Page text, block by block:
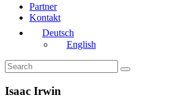
Partner
Kontakt
Deutsch
English
Isaac Irwin